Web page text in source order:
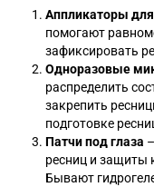
Аппликаторы
помогают
зафиксировать
Одноразовые
распределить
закрепить
подготовке
Патчи под глаза
ресниц и защиты
Бывают